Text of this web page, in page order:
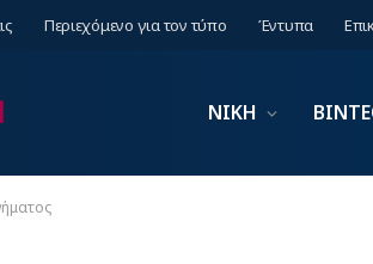
Περιεχόμενο για τον τύπο Έντυπα
ΝΙΚΗ